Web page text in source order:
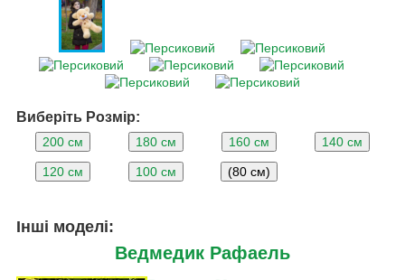
Виберіть Розмір:
200 см 180 см 160 см 140 см
120 см 100 см (80 см)
Інші моделі:
Ведмедик Рафаель